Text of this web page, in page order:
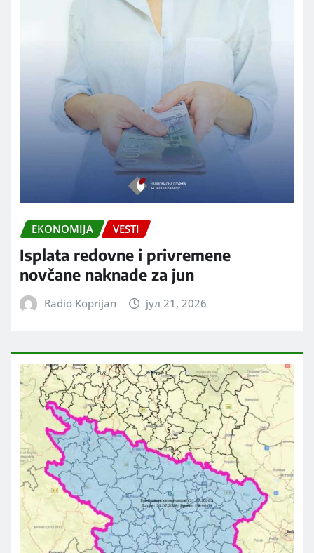
EKONOMIJA VESTI
Isplata redovne i privremene
novčane naknade za jun
Radio Koprijan јул 21, 2026